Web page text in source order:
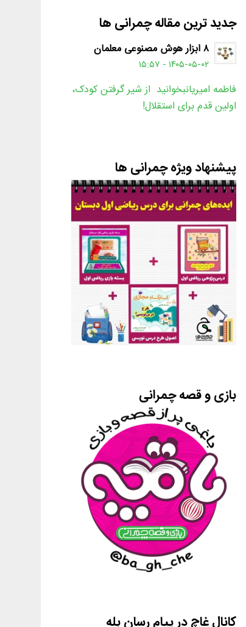
جدید ترین مقاله چمرانی ها
۸ ابزار هوش مصنوعی معلمان
۱۴۰۵-۰۵-۰۲ - ۱۵:۵۷
فاطمه امیریانبخوانید از شیر گرفتن کودک،
اولین قدم برای استقلال!
پیشنهاد ویژه چمرانی ها
بازی و قصه چمرانی
کانال غاچ در پیام رسان بله